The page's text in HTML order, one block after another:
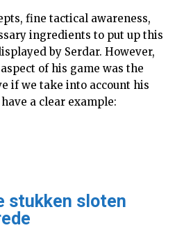
fine tactical awareness,
ingredients to put up this
by Serdar. However,
of his game was the
if we take into account his
a clear example:
stukken sloten